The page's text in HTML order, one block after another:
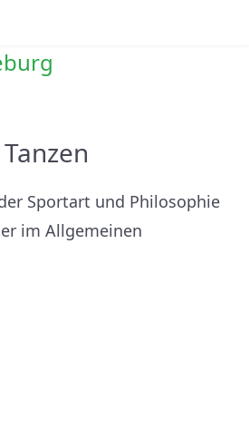
Tanzen
Sportart und Philosophie
im Allgemeinen